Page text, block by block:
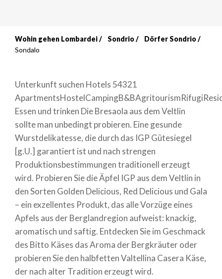
Breadcrumb
Wohin gehen Lombardei Sondrio
Dörfer Sondrio
Sondalo
Unterkunft suchen Hotels 54321
Essen und trinken Die Bresaola aus dem Veltlin
sollte man unbedingt probieren. Eine gesunde
Wurstdelikatesse, die durch das IGP Gütesiegel
[g.U.] garantiert ist und nach strengen
Produktionsbestimmungen traditionell erzeugt
wird. Probieren Sie die Äpfel IGP aus dem Veltlin in
den Sorten Golden Delicious, Red Delicious und Gala
– ein exzellentes Produkt, das alle Vorzüge eines
Apfels aus der Berglandregion aufweist: knackig,
aromatisch und saftig. Entdecken Sie im Geschmack
des Bitto Käses das Aroma der Bergkräuter oder
probieren Sie den halbfetten Valtellina Casera Käse,
der nach alter Tradition erzeugt wird.